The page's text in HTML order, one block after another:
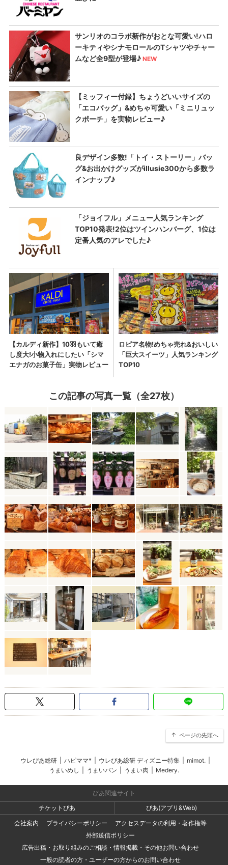
この記事の写真一覧（全27枚）
ページの先頭へ
ウレぴあ総研 ハピママ* ウレぴあ総研 ディズニー特集 mimot.
うまいめし
うまいパン うまい肉 Medery.
ぴあ関連サイト
チケットぴあ
ぴあ(アプリ&Web)
会社案内
プライバシーポリシー
アクセスデータの利用・著作権等
外部送信ポリシー
広告出稿・お取り組みのご相談・情報掲載・その他お問い合わせ
一般の読者の方・ユーザーの方からのお問い合わせ